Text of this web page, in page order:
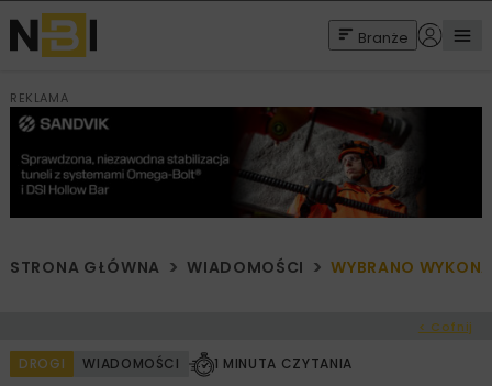
Branże
REKLAMA
STRONA GŁÓWNA WIADOMOŚCI WYBRANO
< Cofnij
DROGI WIADOMOŚCI 1 MINUTA CZYTANIA